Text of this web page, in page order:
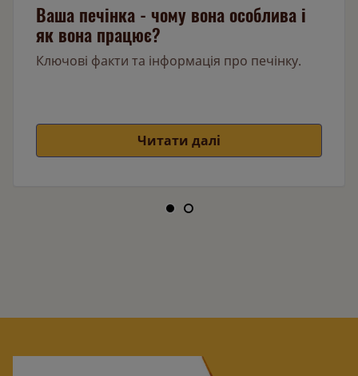
Ваша печінка - чому вона особлива і
як вона працює?
Ключові факти та інформація про печінку.
Читати далі